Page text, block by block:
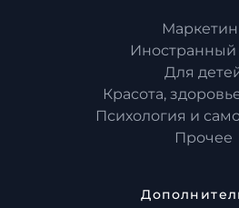
Иностранный
Для
Красота,
Психология и
Прочее